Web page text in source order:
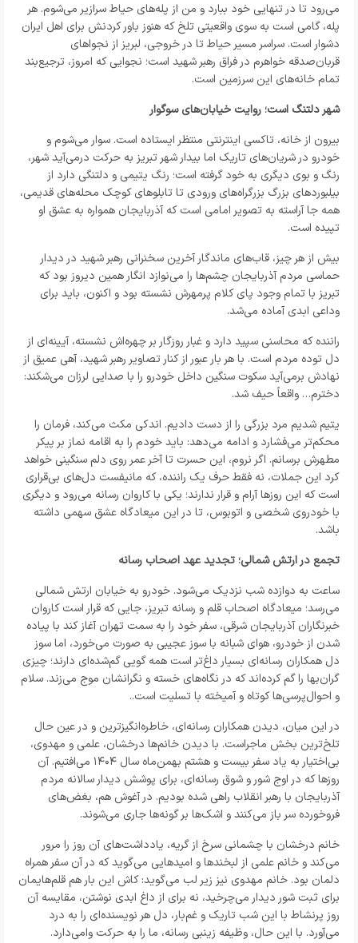
می‌رود تا در تنهایی خود ببارد و من از پله‌های حیاط سرازیر می‌شوم. هر
پله، گامی است به سوی واقعیتی تلخ که هنوز باور کردنش برای اهل ایران
دشوار است. سراسر مسیر حیاط تا در خروجی، لبریز از نجواهای
قربان‌صدقه خواهرم در فراق رهبر شهید است؛ نجوایی که امروز، ترجیع‌بند
تمام خانه‌های این سرزمین است.
شهر دلتنگ است؛ روایت خیابان‌های سوگوار
بیرون از خانه، تاکسی اینترنتی منتظر ایستاده است. سوار می‌شوم و
خودرو در شریان‌های تاریک اما بیدار شهر تبریز به حرکت درمی‌آید شهر،
رنگ و بوی دیگری به خود گرفته است؛ رنگ یتیمی و دلتنگی دارد از
بیلبوردهای بزرگ بزرگراه‌های ورودی تا تابلوهای کوچک محله‌های قدیمی،
همه جا آراسته به تصویر امامی است که آذربایجان همواره به عشق او
تپیده است.
بیش از هر چیز، قاب‌های ماندگار آخرین سخنرانی رهبر شهید در دیدار
حماسی مردم آذربایجان چشم‌ها را می‌نوازد انگار همین دیروز بود که
تبریز با تمام وجود پای کلام پرمهرش نشسته بود و اکنون، باید برای
وداعی ابدی آماده می‌شد.
راننده که محاسنی سپید دارد و غبار روزگار بر چهره‌اش نشسته، آیینه‌ای از
دل توده مردم است. با هر بار عبور از کنار تصاویر رهبر شهید، آهی عمیق از
نهادش برمی‌آید سکوت سنگین داخل خودرو را با صدایی لرزان می‌شکند:
دخترم… واقعاً حیف شد.
یتیم شدیم مرد بزرگی را از دست دادیم. اندکی مکث می‌کند، فرمان را
محکم‌تر می‌فشارد و ادامه می‌دهد: باید خودم را به اقامه نماز بر پیکر
مطهرش برسانم. اگر نروم، این حسرت تا آخر عمر روی دلم سنگینی خواهد
کرد این جملات، نه فقط حرف یک راننده، که مانیفست دل‌های بی‌قراری
است که این روزها آرام و قرار ندارند؛ یکی با کاروان رسانه می‌رود و دیگری
با خودروی شخصی و اتوبوس، تا در این میعادگاه عشق سهمی داشته
باشد.
تجمع در ارتش شمالی؛ تجدید عهد اصحاب رسانه
ساعت به دوازده شب نزدیک می‌شود. خودرو به خیابان ارتش شمالی
می‌رسد؛ میعادگاه اصحاب قلم و رسانه تبریز، جایی که قرار است کاروان
خبرنگاران آذربایجان شرقی، سفر خود را به سمت تهران آغاز کند با پیاده
شدن از خودرو، هوای شبانه با سوز عجیبی به صورت می‌خورد، اما سوز
دل همکاران رسانه‌ای بسیار داغ‌تر است همه گویی گم‌شده‌ای دارند؛ چیزی
گران‌بها را گم کرده‌اند که در نگاه‌های خسته و نگرانشان موج می‌زند. سلام
و احوال‌پرسی‌ها کوتاه و آمیخته با تسلیت است..
در این میان، دیدن همکاران رسانه‌ای، خاطره‌انگیزترین و در عین حال
تلخ‌ترین بخش ماجراست. با دیدن خانم‌ها درخشان، علمی و مهدوی،
بی‌اختیار به یاد سفر بیست و هشتم بهمن‌ماه سال ۱۴۰۴ می‌افتیم. آن
روزها که در اوج شور و شوق رسانه‌ای، برای پوشش دیدار سالانه مردم
آذربایجان با رهبر انقلاب راهی شده بودیم. در آغوش هم، بغض‌های
فروخورده سر باز می‌کنند و اشک‌ها بر گونه‌ها جاری می‌شوند.
خانم درخشان با چشمانی سرخ از گریه، یادداشت‌های آن روز را مرور
می‌کند و خانم علمی از لبخندها و امیدهایی می‌گوید که در آن سفر همراه
دلمان بود. خانم مهدوی نیز زیر لب می‌گوید: کاش این بار هم قلم‌هایمان
برای ثبت شور دیدار می‌چرخید، نه برای از داغ ابدی نوشتن، مقایسه آن
روز پرنشاط با این شب تاریک و غم‌بار، دل هر نویسنده‌ای را به درد
می‌آورد. با این حال، وظیفه زینبی رسانه، ما را به حرکت وامی‌دارد.